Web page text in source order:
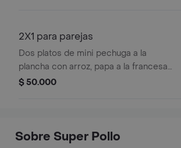
2X1 para parejas
Dos platos de mini pechuga a la
plancha con arroz, papa a la francesa,
ensalada de lechuga, tomate y
$ 50.000
Sobre Super Pollo